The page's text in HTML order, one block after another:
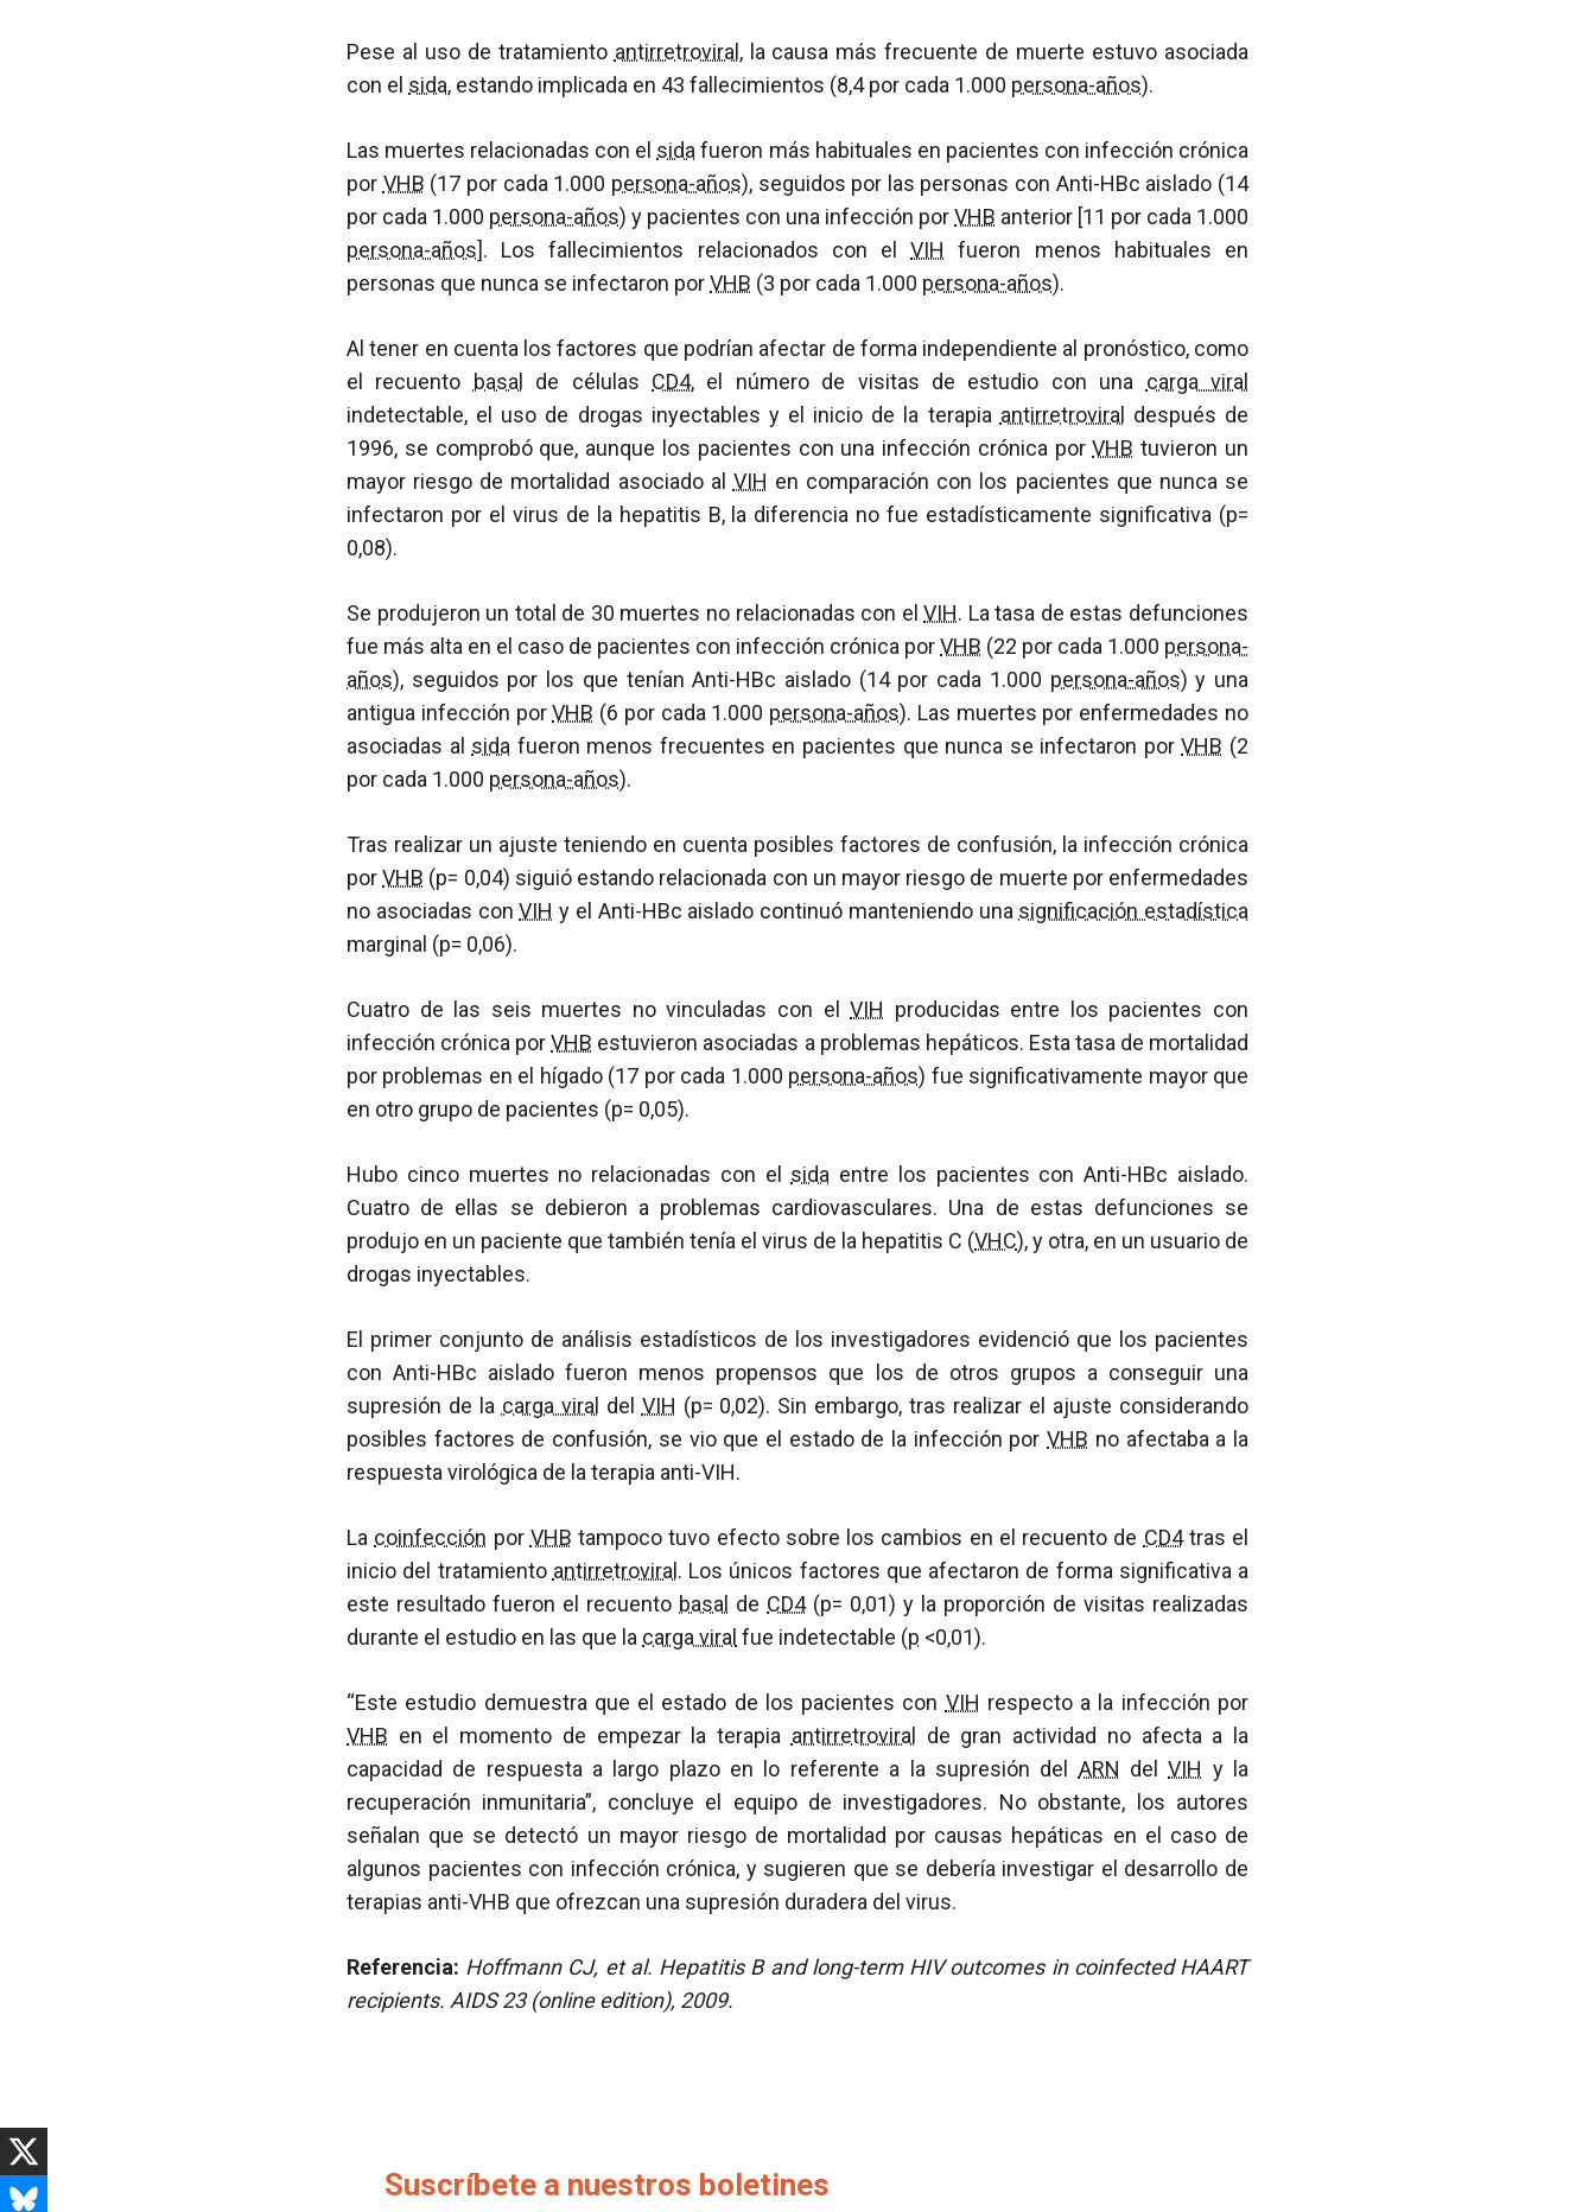
Pese al uso de tratamiento antirretroviral , la causa más frecuente de muerte estuvo asociada
con el sida, estando implicada en 43 fallecimientos (8,4 por cada 1.000 persona-años).
Las muertes relacionadas con el sida fueron más habituales en pacientes con infección crónica
por VHB (17 por cada 1.000 persona-años), seguidos por las personas con Anti-HBc aislado (14
por cada 1.000 persona-años) y pacientes con una infección porVHB anterior [11 por cada 1.000
persona-años]. Los fallecimientos relacionados con elVIH
fueron menos habituales en
personas que nunca se infectaron porVHB (3 por cada 1.000 persona-años).
Al tener en cuenta los factores que podrían afectar de forma independiente al pronóstico, como
el recuento
basal de células CD4, el número de visitas de estudio con una carga viral
indetectable, el uso de drogas inyectables y el inicio de la terapia antirretroviral
después de
1996, se comprobó que, aunque los pacientes con una infección crónica porVHB tuvieron un
mayor riesgo de mortalidad asociado al VIH en comparación con los pacientes que nunca se
infectaron por el virus de la hepatitis B, la diferencia no fue estadísticamente significativa (p=
0,08).
Se produjeron un total de 30 muertes no relacionadas con elVIH. La tasa de estas defunciones
fue más alta en el caso de pacientes con infección crónica porVHB (22 por cada 1.000 persona-
años), seguidos por los que tenían Anti-HBc aislado (14 por cada 1.000 persona-años) y una
antigua infección porVHB (6 por cada 1.000 persona-años). Las muertes por enfermedades no
asociadas al sida fueron menos frecuentes en pacientes que nunca se infectaron porVHB (2
por cada 1.000 persona-años).
Tras realizar un ajuste teniendo en cuenta posibles factores de confusión, la infección crónica
porVHB (p= 0,04) siguió estando relacionada con un mayor riesgo de muerte por enfermedades
no asociadas conVIH y el Anti-HBc aislado continuó manteniendo una significación estadística
marginal (p= 0,06).
Cuatro de las seis muertes no vinculadas con elVIH producidas entre los pacientes con
infección crónica porVHB estuvieron asociadas a problemas hepáticos. Esta tasa de mortalidad
por problemas en el hígado (17 por cada 1.000 persona-años) fue significativamente mayor que
en otro grupo de pacientes (p= 0,05).
Hubo cinco muertes no relacionadas con el sida entre los pacientes con Anti-HBc aislado.
Cuatro de ellas se debieron a problemas cardiovasculares. Una de estas defunciones se
produjo en un paciente que también tenía el virus de la hepatitis C (VHC), y otra, en un usuario de
drogas inyectables.
El primer conjunto de análisis estadísticos de los investigadores evidenció que los pacientes
con Anti-HBc aislado fueron menos propensos que los de otros grupos a conseguir una
supresión de la carga viral del VIH (p= 0,02). Sin embargo, tras realizar el ajuste considerando
posibles factores de confusión, se vio que el estado de la infección porVHB no afectaba a la
respuesta virológica de la terapia anti-VIH.
La coinfección por VHB tampoco tuvo efecto sobre los cambios en el recuento de CD4tras el
inicio del tratamiento antirretroviral . Los únicos factores que afectaron de forma significativa a
este resultado fueron el recuento basal de CD4(p= 0,01) y la proporción de visitas realizadas
durante el estudio en las que la carga viral fue indetectable (p <0,01).
“Este estudio demuestra que el estado de los pacientes con VIH respecto a la infección por
VHB en el momento de empezar la terapia antirretroviral
de gran actividad no afecta a la
capacidad de respuesta a largo plazo en lo referente a la supresión del ARN delVIH y la
recuperación inmunitaria”, concluye el equipo de investigadores. No obstante, los autores
señalan que se detectó un mayor riesgo de mortalidad por causas hepáticas en el caso de
algunos pacientes con infección crónica, y sugieren que se debería investigar el desarrollo de
terapias anti-VHB que ofrezcan una supresión duradera del virus.
Referencia: Hoffmann CJ, et al. Hepatitis B and long-term HIV outcomes in coinfected HAART
recipients. AIDS 23 (online edition), 2009.
Suscríbete a nuestros boletines